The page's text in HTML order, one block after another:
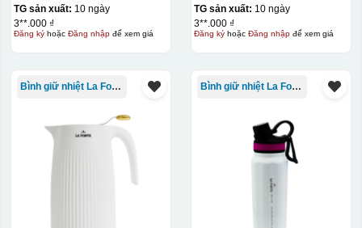
TG sản xuất: 10 ngày
3**.000 ₫
Đăng kýhoặc Đăng nhậpđể xem giá
TG sản xuất: 10 ngày
3**.000 ₫
Đăng kýhoặc Đăng nhậpđể xem giá
Bình giữ nhiệt La Fonte Bình giữ nhiệt La Fonte